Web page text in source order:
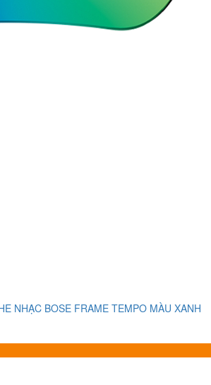
NHẠC BOSE FRAME TEMPO MÀU XANH